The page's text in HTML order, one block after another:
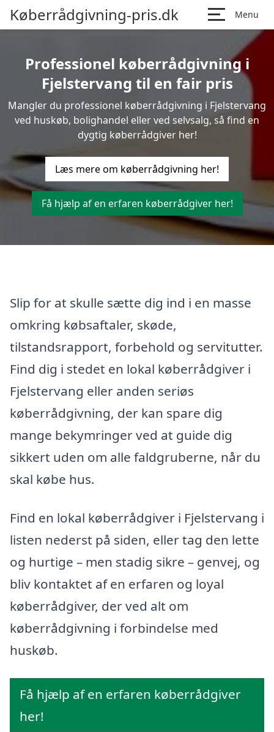
Køberrådgivning-pris.dk Menu
Professionel køberrådgivning i
Fjelstervang til en fair pris
Mangler du professionel køberrådgivning i Fjelstervang
ved huskøb, bolighandel eller ved selvsalg, så find en
dygtig køberrådgiver her!
Læs mere om køberrådgivning her!
Få hjælp af en erfaren køberrådgiver her!
Slip for at skulle sætte dig ind i en masse
omkring købsaftaler, skøde,
tilstandsrapport, forbehold og servitutter.
Find dig i stedet en lokal køberrådgiver i
Fjelstervang eller anden seriøs
køberrådgivning, der kan spare dig
mange bekymringer ved at guide dig
sikkert uden om alle faldgruberne, når du
skal købe hus.
Find en lokal køberrådgiver i Fjelstervang i
listen nederst på siden, eller tag den lette
og hurtige – men stadig sikre – genvej, og
bliv kontaktet af en erfaren og loyal
køberrådgiver, der ved alt om
køberrådgivning i forbindelse med
huskøb.
Få hjælp af en erfaren køberrådgiver
her!